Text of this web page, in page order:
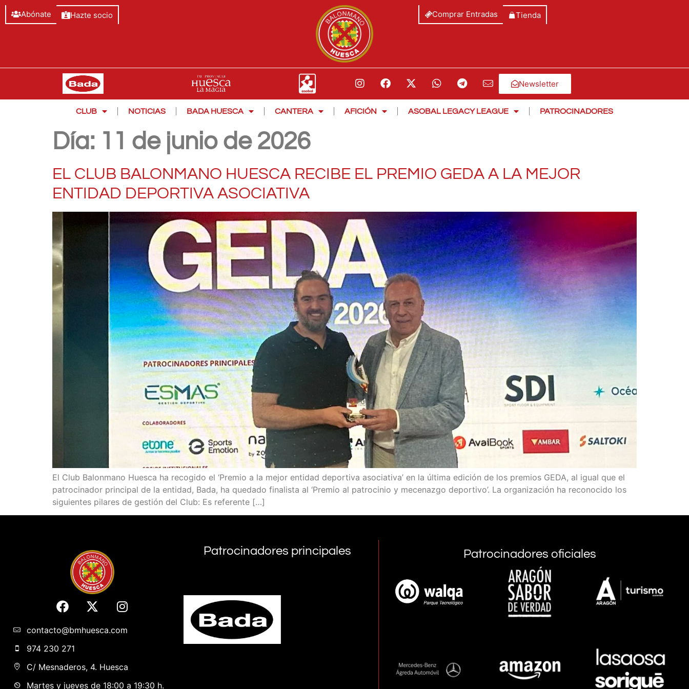
Abónate Hazte socio Comprar Entradas Tienda
Newsletter
CLUB NOTICIAS BADA HUESCA CANTERA AFICIÓN ASOBAL LEGACY LEAGUE PATROCINADORES
Día: 11 de junio de 2026
EL CLUB BALONMANO HUESCA RECIBE EL PREMIO GEDA A LA MEJOR
ENTIDAD DEPORTIVA ASOCIATIVA
El Club Balonmano Huesca ha recogido el ‘Premio a la mejor entidad deportiva asociativa’ en la última edición de los premios GEDA, al igual que el
patrocinador principal de la entidad, Bada, ha quedado finalista al ‘Premio al patrocinio y mecenazgo deportivo’. La organización ha reconocido los
siguientes pilares de gestión del Club: Es referente […]
contacto@bmhuesca.com
974 230 271
C/ Mesnaderos, 4. Huesca
Martes y jueves de 18:00 a 19:30 h.
Patrocinadores principales Patrocinadores oficiales